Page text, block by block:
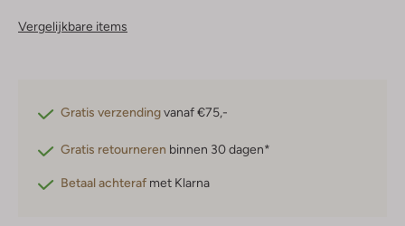
Vergelijkbare items
Gratis verzendingvanaf €75,-
Gratis retourneren binnen 30 dagen*
Betaal achteraf met Klarna